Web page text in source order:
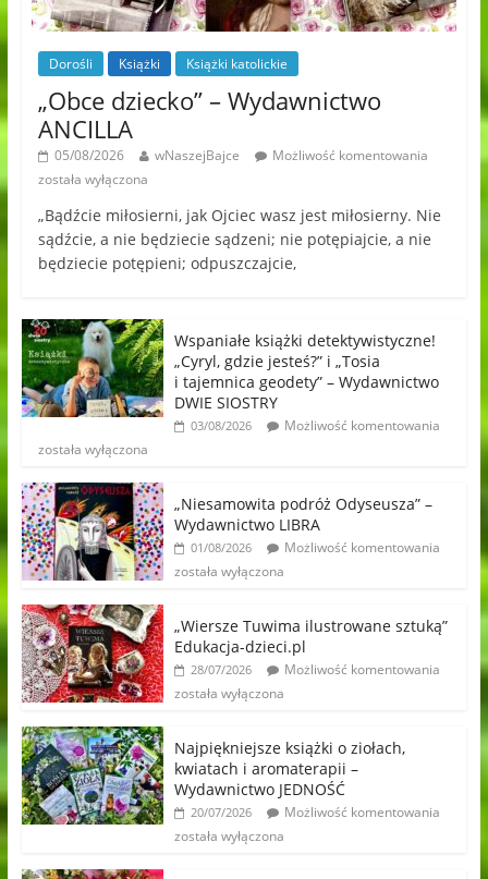
Dorośli Książki Książki katolickie
„Obce dziecko” – Wydawnictwo
ANCILLA
05/08/2026 wNaszejBajce
Możliwość komentowania
została wyłączona
„Bądźcie miłosierni, jak Ojciec wasz jest miłosierny. Nie
sądźcie, a nie będziecie sądzeni; nie potępiajcie, a nie
będziecie potępieni; odpuszczajcie,
Wspaniałe książki detektywistyczne!
„Cyryl, gdzie jesteś?” i „Tosia
i tajemnica geodety” – Wydawnictwo
DWIE SIOSTRY
03/08/2026
Możliwość komentowania
została wyłączona
„Niesamowita podróż Odyseusza” –
Wydawnictwo LIBRA
01/08/2026
Możliwość komentowania
została wyłączona
„Wiersze Tuwima ilustrowane sztuką”
Edukacja-dzieci.pl
28/07/2026
Możliwość komentowania
została wyłączona
Najpiękniejsze książki o ziołach,
kwiatach i aromaterapii –
Wydawnictwo JEDNOŚĆ
20/07/2026
Możliwość komentowania
została wyłączona